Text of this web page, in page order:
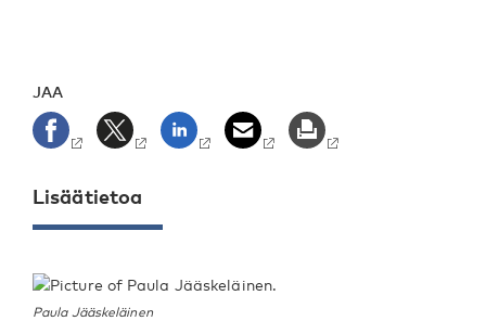
JAA
Lisäätietoa
Paula Jääskeläinen